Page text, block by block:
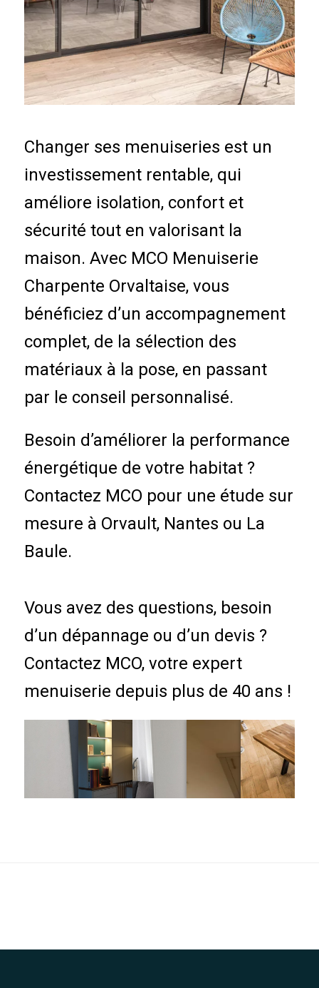
Changer ses menuiseries est un
investissement rentable, qui
améliore isolation, confort et
sécurité tout en valorisant la
maison. Avec MCO Menuiserie
Charpente Orvaltaise, vous
bénéficiez d’un accompagnement
complet, de la sélection des
matériaux à la pose, en passant
par le conseil personnalisé.
Besoin d’améliorer la performance
énergétique de votre habitat ?
Contactez MCO pour une étude sur
mesure à Orvault, Nantes ou La
Baule.
Vous avez des questions, besoin
d’un dépannage ou d’un devis ?
Contactez MCO, votre expert
menuiserie depuis plus de 40 ans !